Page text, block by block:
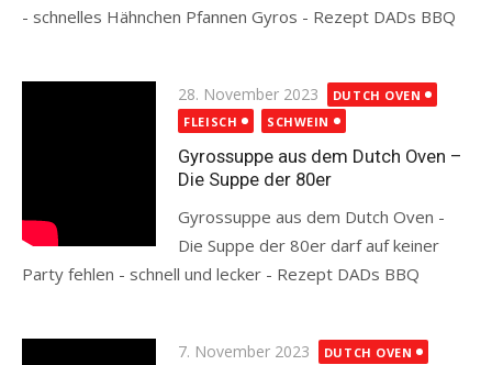
- schnelles Hähnchen Pfannen Gyros - Rezept DADs BBQ
Posted
on
28. November 2023
DUTCH OVEN
FLEISCH
SCHWEIN
Gyrossuppe aus dem Dutch Oven –
Die Suppe der 80er
Gyrossuppe aus dem Dutch Oven -
Die Suppe der 80er darf auf keiner
Party fehlen - schnell und lecker - Rezept DADs BBQ
Posted
7. November 2023
DUTCH OVEN